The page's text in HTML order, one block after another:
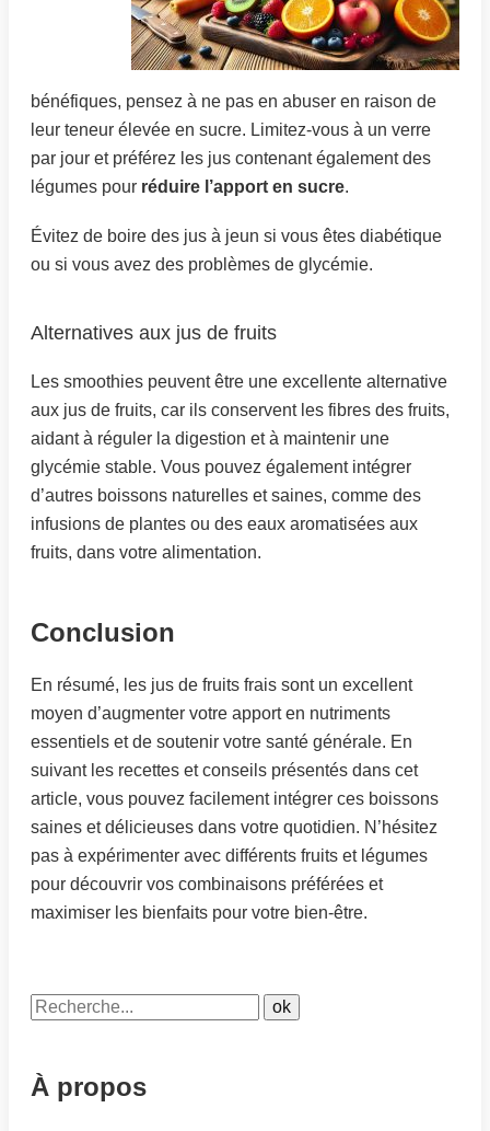
bénéfiques, pensez à ne pas en abuser en raison de
leur teneur élevée en sucre. Limitez-vous à un verre
par jour et préférez les jus contenant également des
légumes pour réduire l’apport en sucre.
Évitez de boire des jus à jeun si vous êtes diabétique
ou si vous avez des problèmes de glycémie.
Alternatives aux jus de fruits
Les smoothies peuvent être une excellente alternative
aux jus de fruits, car ils conservent les fibres des fruits,
aidant à réguler la digestion et à maintenir une
glycémie stable. Vous pouvez également intégrer
d’autres boissons naturelles et saines, comme des
infusions de plantes ou des eaux aromatisées aux
fruits, dans votre alimentation.
Conclusion
En résumé, les jus de fruits frais sont un excellent
moyen d’augmenter votre apport en nutriments
essentiels et de soutenir votre santé générale. En
suivant les recettes et conseils présentés dans cet
article, vous pouvez facilement intégrer ces boissons
saines et délicieuses dans votre quotidien. N’hésitez
pas à expérimenter avec différents fruits et légumes
pour découvrir vos combinaisons préférées et
maximiser les bienfaits pour votre bien-être.
À propos